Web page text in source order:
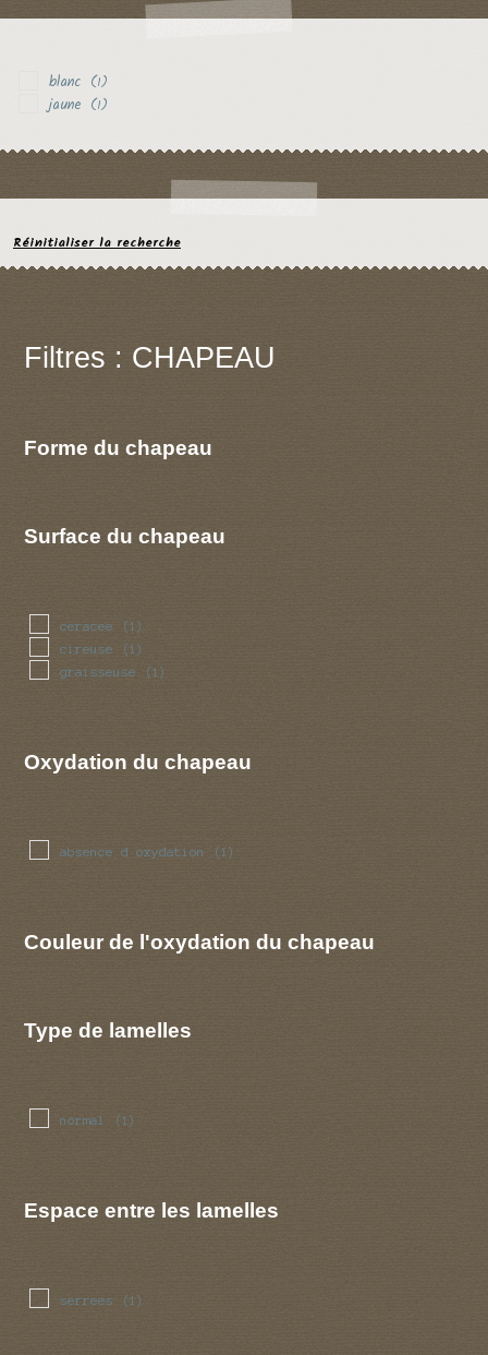
blanc (1)
jaune (1)
Réinitialiser la recherche
Filtres : CHAPEAU
Forme du chapeau
Surface du chapeau
ceracee (1)
cireuse (1)
graisseuse (1)
Oxydation du chapeau
absence d oxydation (1)
Couleur de l'oxydation du chapeau
Type de lamelles
normal (1)
Espace entre les lamelles
serrees (1)